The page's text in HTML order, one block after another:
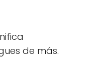
de más.